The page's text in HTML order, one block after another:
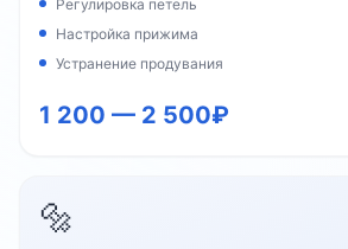
Регулировка петель
Настройка прижима
Устранение продувания
1 200 — 2 500₽
🔩